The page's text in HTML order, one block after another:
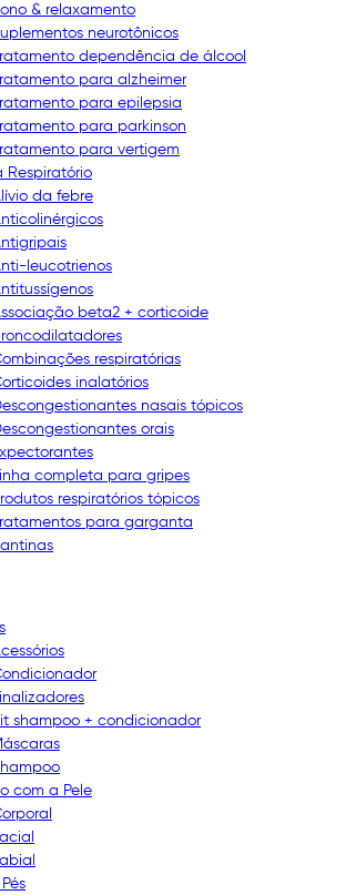
& relaxamento
neurotônicos
dependência de álcool
para alzheimer
para epilepsia
para parkinson
para vertigem
Respiratório
da febre
leucotrienos
beta2 + corticoide
respiratórias
inalatórios
nasais tópicos
orais
completa para gripes
respiratórios tópicos
para garganta
shampoo + condicionador
com a Pele